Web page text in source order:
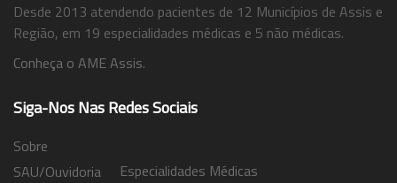
Desde 2013 atendendo pacientes de 12 Municípios de Assis e
Região, em 19 especialidades médicas e 5 não médicas.
Conheça o AME Assis.
Siga-Nos Nas Redes Sociais
Sobre
SAU/Ouvidoria
Especialidades Médicas